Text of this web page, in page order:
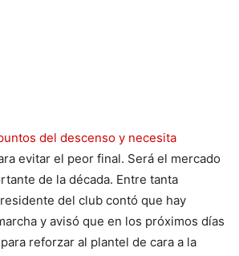
del descenso y necesita
evitar el peor final. Será el mercado
de la década. Entre tanta
del club contó que hay
y avisó que en los próximos días
reforzar al plantel de cara a la